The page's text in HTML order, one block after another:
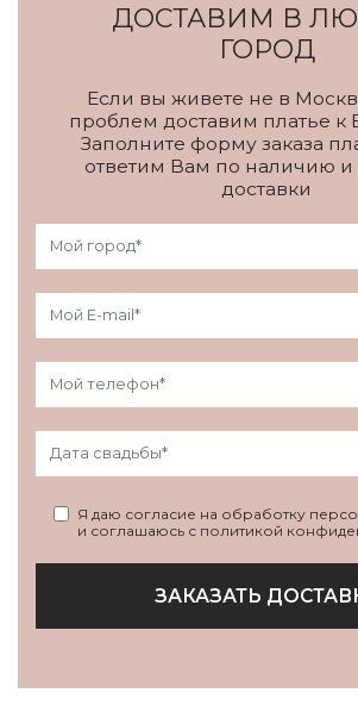
ДОСТАВИМ В
ГОРОД
Если вы живете не в
проблем доставим платье к
Заполните форму заказа
ответим Вам по наличию и
доставки
Я даю согласие на обработку
и соглашаюсь с политикой
ЗАКАЗАТЬ